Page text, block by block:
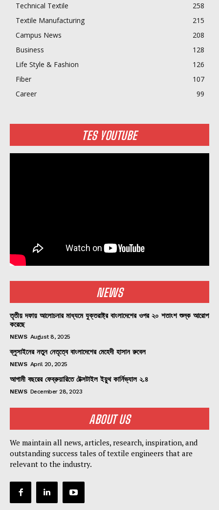
Technical Textile
258
Textile Manufacturing
215
Campus News
208
Business
128
Life Style & Fashion
126
Fiber
107
Career
99
TES YOUTUBE
NEWS
তৃতীয় দফায় আলোচনার মাধ্যমে যুক্তরাষ্ট্র বাংলাদেশের ওপর ২০ শতাংশ শুল্ক আরোপ
করেছে
NEWS August 8, 2025
ব্লুসাইনের নতুন নেতৃত্বে বাংলাদেশের মেহেদী হাসান রুবেল
NEWS April 20, 2025
আগামী বছরের ফেব্রুয়ারিতে টেক্সটাইল ইয়ুথ কার্নিভ্যাল ২.৪
NEWS December 28, 2023
ABOUT US
We maintain all news, articles, research, inspiration, and
outstanding success tales of textile engineers that are
relevant to the industry.